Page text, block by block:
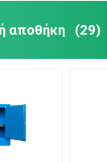
αποθήκη (29)